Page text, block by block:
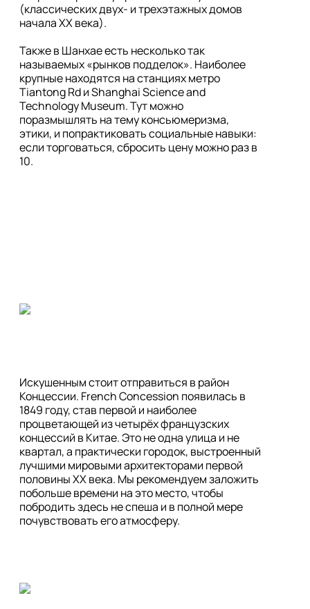
(классических двух- и трехэтажных домов
начала XX века).
Также в Шанхае есть несколько так
называемых «рынков подделок». Наиболее
крупные находятся на станциях метро
Tiantong Rd и Shanghai Science and
Technology Museum. Тут можно
поразмышлять на тему консьюмеризма,
этики, и попрактиковать социальные навыки:
если торговаться, сбросить цену можно раз в
10.
Искушенным стоит отправиться в район
Концессии. French Concession появилась в
1849 году, став первой и наиболее
процветающей из четырёх французских
концессий в Китае. Это не одна улица и не
квартал, а практически городок, выстроенный
лучшими мировыми архитекторами первой
половины XX века. Мы рекомендуем заложить
побольше времени на это место, чтобы
побродить здесь не спеша и в полной мере